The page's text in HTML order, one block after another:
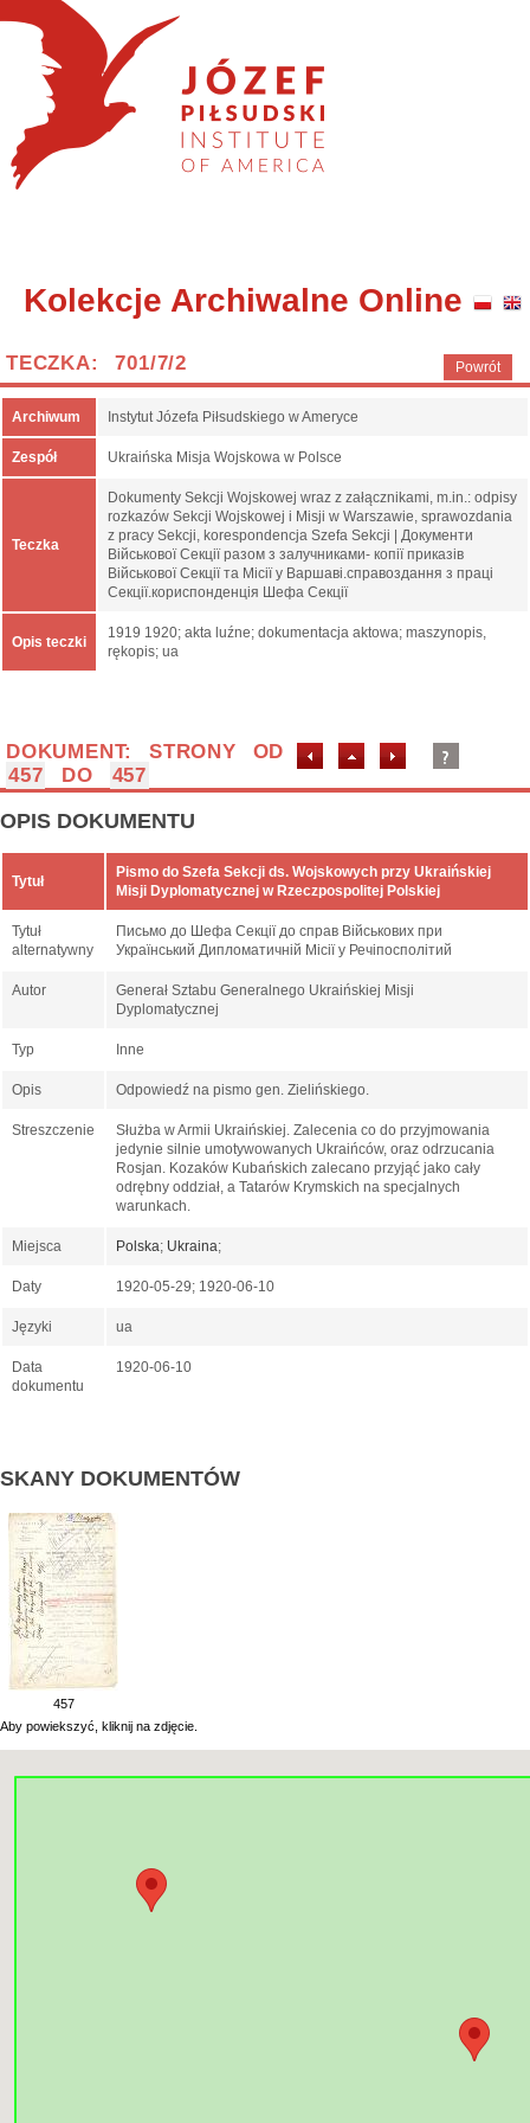
Kolekcje Archiwalne Online
Powrót
TECZKA: 701/7/2
Archiwum Instytut Józefa Piłsudskiego w Ameryce
Zespół Ukraińska Misja Wojskowa w Polsce
Teczka
Dokumenty Sekcji Wojskowej wraz z załącznikami, m.in.: odpisy
rozkazów Sekcji Wojskowej i Misji w Warszawie, sprawozdania
z pracy Sekcji, korespondencja Szefa Sekcji | Документи
Військової Секції разом з залучниками- копії приказів
Військової Секції та Місії у Варшаві.справоздання з праці
Секції.кориспонденція Шефа Секції
Opis teczki
1919 1920; akta luźne; dokumentacja aktowa; maszynopis,
rękopis; ua
DOKUMENT: STRONY OD
457
DO 457
OPIS DOKUMENTU
Tytuł
Pismo do Szefa Sekcji ds. Wojskowych przy Ukraińskiej
Misji Dyplomatycznej w Rzeczpospolitej Polskiej
Tytuł
alternatywny
Письмо до Шефа Секції до справ Військових при
Український Дипломатичній Місії у Речіпосполітий
Autor
Generał Sztabu Generalnego Ukraińskiej Misji
Dyplomatycznej
Typ Inne
Opis Odpowiedź na pismo gen. Zielińskiego.
Streszczenie
Służba w Armii Ukraińskiej. Zalecenia co do przyjmowania
jedynie silnie umotywowanych Ukraińców, oraz odrzucania
Rosjan. Kozaków Kubańskich zalecano przyjąć jako cały
odrębny oddział, a Tatarów Krymskich na specjalnych
warunkach.
Miejsca Polska; Ukraina;
Daty 1920-05-29; 1920-06-10
Języki ua
Data
dokumentu
1920-06-10
SKANY DOKUMENTÓW
457
Aby powiekszyć, kliknij na zdjęcie.